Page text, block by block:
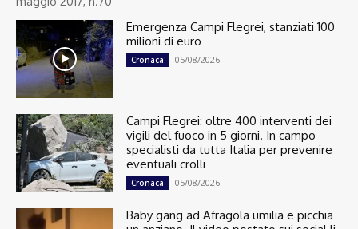
Emergenza Campi Flegrei, stanziati 100
milioni di euro
Cronaca 05/08/2026
Campi Flegrei: oltre 400 interventi dei
vigili del fuoco in 5 giorni. In campo
specialisti da tutta Italia per prevenire
eventuali crolli
Cronaca 05/08/2026
Baby gang ad Afragola umilia e picchia